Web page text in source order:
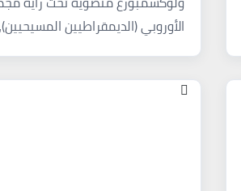
الأوروبي (الديمقراطيين